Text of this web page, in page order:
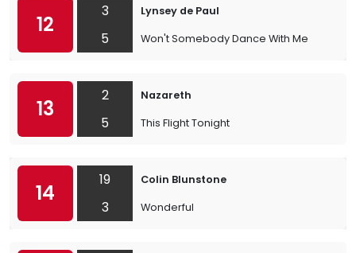
12
3
5
Lynsey de Paul
Won't Somebody Dance With Me
13
2
5
Nazareth
This Flight Tonight
14
19
3
Colin Blunstone
Wonderful